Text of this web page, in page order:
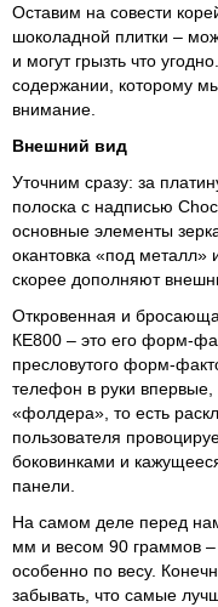
Оставим на совести
шоколадной плитки –
и могут грызть что
содержании, которому
внимание.
Внешний вид
Уточним сразу: за
полоска с надписью
основные элементы
окантовка «под металл»
скорее дополняют
Откровенная и
КЕ800 – это его форм-
пресловутого форм-
телефон в руки
«фолдера», то есть
пользователя
боковинками и
панели.
На самом деле перед
мм и весом 90 граммов –
особенно по весу.
забывать, что самые